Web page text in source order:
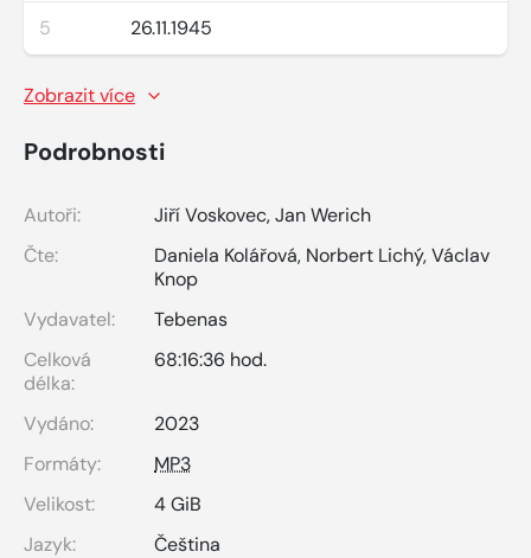
5 26.11.1945
Zobrazit více
Podrobnosti
Autoři: Jiří Voskovec,Jan Werich
Čte:
Daniela Kolářová, Norbert Lichý,Václav
Knop
Vydavatel:
Tebenas
Celková
délka:
68:16:36 hod.
Vydáno:
2023
Formáty:
MP3
Velikost:
4 GiB
Jazyk:
Čeština